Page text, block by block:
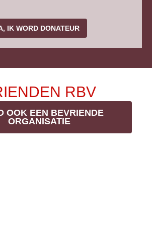
IK WORD DONATEUR
RBV
OOK EEN BEVRIENDE
ORGANISATIE